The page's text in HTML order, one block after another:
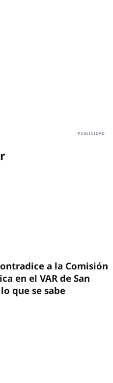
a la Comisión
en el VAR de San
que se sabe